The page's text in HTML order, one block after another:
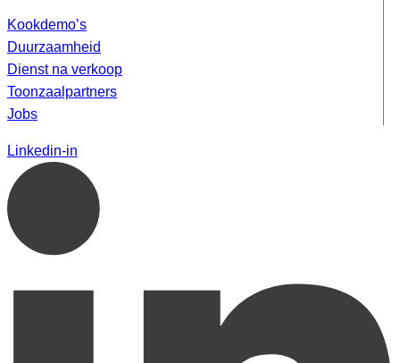
Kookdemo’s
Duurzaamheid
Dienst na verkoop
Toonzaalpartners
Jobs
Linkedin-in